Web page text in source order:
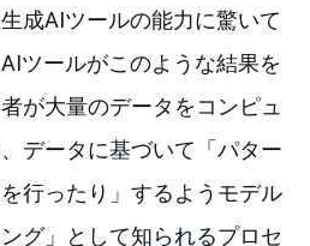
成AIツールの能力に驚いて
ツールがこのような結果を
が大量のデータをコンピュ
データに基づいて「パター
行ったり」するようモデル
グ」として知られるプロセ